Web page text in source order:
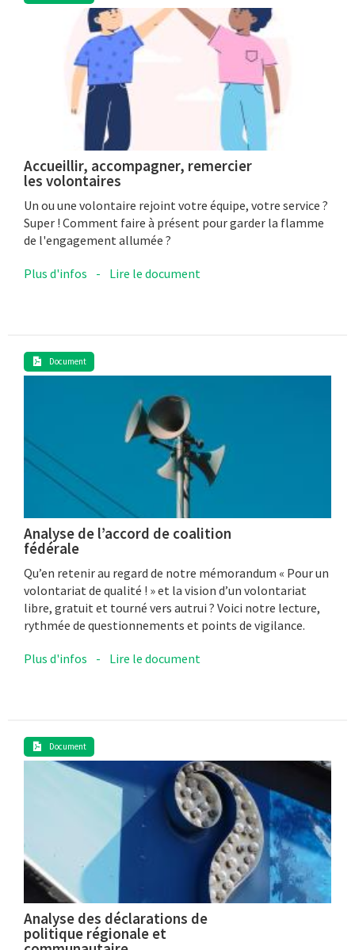
Accueillir, accompagner, remercier
les volontaires
Un ou une volontaire rejoint votre équipe, votre service ?
Super ! Comment faire à présent pour garder la flamme
de l'engagement allumée ?
Plus d'infos - Lire le document
Document
Analyse de l’accord de coalition
fédérale
Qu’en retenir au regard de notre mémorandum « Pour un
volontariat de qualité ! » et la vision d’un volontariat
libre, gratuit et tourné vers autrui ? Voici notre lecture,
rythmée de questionnements et points de vigilance.
Plus d'infos - Lire le document
Document
Analyse des déclarations de
politique régionale et